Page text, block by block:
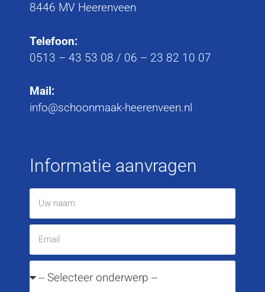
8446 MV Heerenveen
Telefoon:
0513 – 43 53 08 / 06 – 23 82 10 07
Mail:
info@schoonmaak-heerenveen.nl
Informatie aanvragen